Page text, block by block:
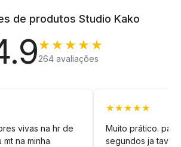
de produtos Studio Kako
★★★★★
264 avaliações
vivas na hr de
mt na minha
★★★★★
Muito prático.
segundos ja tava